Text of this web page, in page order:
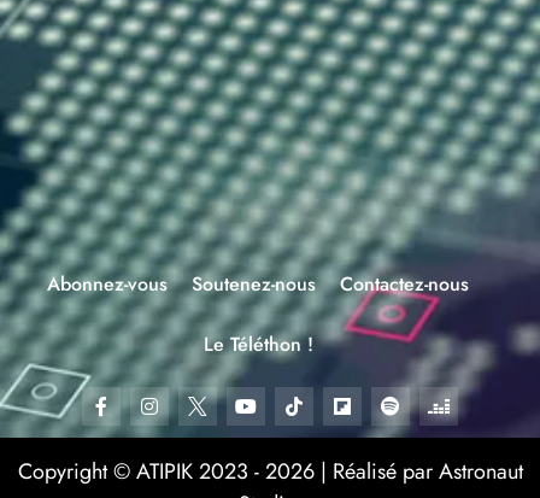
Abonnez-vous Soutenez-nous Contactez-nous
Le Téléthon !
Copyright © ATIPIK 2023 - 2026 | Réalisé par Astronaut